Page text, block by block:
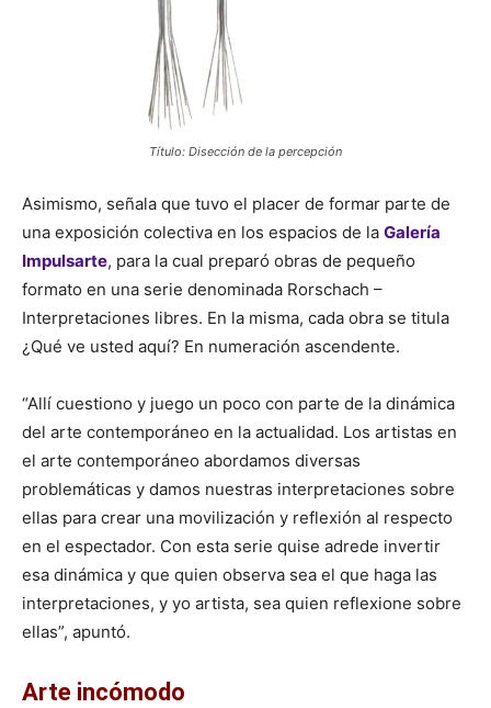
Título: Disección de la percepción
Asimismo, señala que tuvo el placer de formar parte de
una exposición colectiva en los espacios de la Galería
Impulsarte, para la cual preparó obras de pequeño
formato en una serie denominada Rorschach –
Interpretaciones libres. En la misma, cada obra se titula
¿Qué ve usted aquí? En numeración ascendente.
“Allí cuestiono y juego un poco con parte de la dinámica
del arte contemporáneo en la actualidad. Los artistas en
el arte contemporáneo abordamos diversas
problemáticas y damos nuestras interpretaciones sobre
ellas para crear una movilización y reflexión al respecto
en el espectador. Con esta serie quise adrede invertir
esa dinámica y que quien observa sea el que haga las
interpretaciones, y yo artista, sea quien reflexione sobre
ellas”, apuntó.
Arte incómodo